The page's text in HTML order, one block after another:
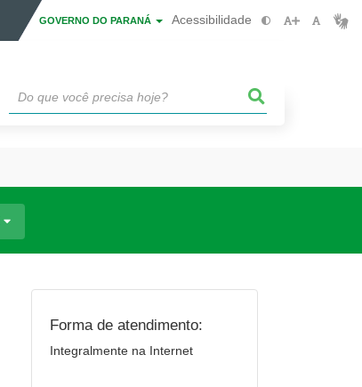
GOVERNO DO PARANÁ Acessibilidade
Forma de atendimento:
Integralmente na Internet